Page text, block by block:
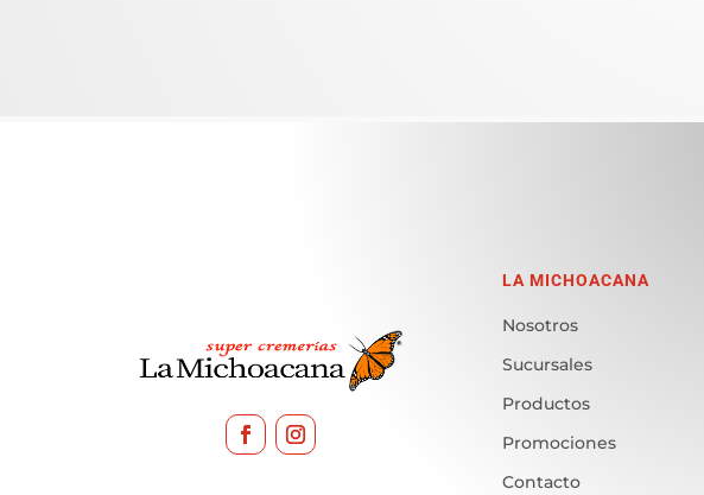
LA MICHOACANA
Nosotros
Sucursales
Productos
Promociones
Contacto